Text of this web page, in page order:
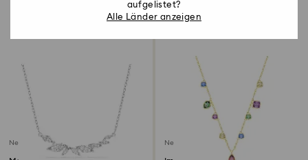
Neu Neu
aufgelistet?
Alle Länder anzeigen